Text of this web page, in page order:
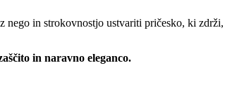
in strokovnostjo ustvariti pričesko, ki zdrži,
in naravno eleganco.